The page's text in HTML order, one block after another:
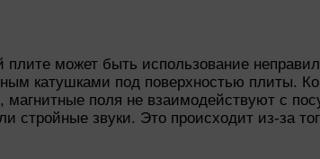
может быть использование
катушками под поверхностью плиты.
поля не взаимодействуют с
стройные звуки. Это происходит из-за